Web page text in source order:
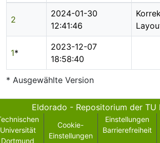
2
2024-01-30
12:41:46
1*
2023-12-07
18:58:40
* Ausgewählte Version
Eldorado - Repositorium der TU
Universität
Dortmund
Cookie-
Einstellungen
Einstellungen
Barrierefreiheit